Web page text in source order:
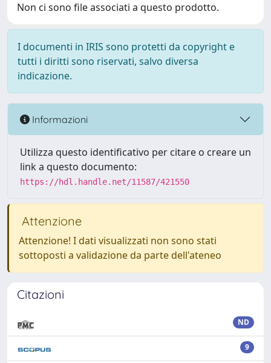
Non ci sono file associati a questo prodotto.
I documenti in IRIS sono protetti da copyright e
tutti i diritti sono riservati, salvo diversa
indicazione.
Informazioni
Utilizza questo identificativo per citare o creare un
link a questo documento:
https://hdl.handle.net/11587/421550
Attenzione
Attenzione! I dati visualizzati non sono stati
sottoposti a validazione da parte dell'ateneo
Citazioni
ND
9